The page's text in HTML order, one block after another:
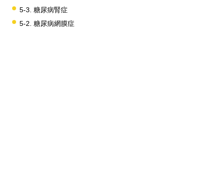
5-3. 糖尿病腎症
5-2. 糖尿病網膜症